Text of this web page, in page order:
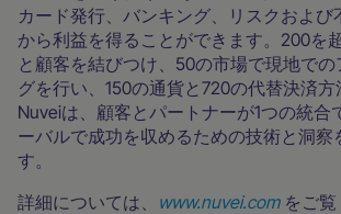
カード発行、バンキング、リスクおよび
から利益を得ることができます。200を
と顧客を結びつけ、50の市場で現地で
グを行い、150の通貨と720の代替決済
Nuveiは、顧客とパートナーが1つの統合
ーバルで成功を収めるための技術と洞察
す。
詳細については、 www.nuvei.comをご覧